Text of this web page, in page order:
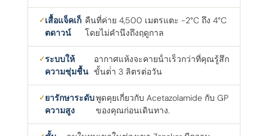
เสื้อแจ็คเก็
ตดาวน์
คืนที่ค่าย 4,500 เมตรแตะ -2°C ถึง 4°C
โดยไม่คํานึงถึงฤดูกาล
ระบบให้
ความชุ่มชื้น
อากาศแห้งจะคายน้ําเร็วกว่าที่คุณรู้สึก
ขั้นต่ํา 3 ลิตรต่อวัน
ยารักษาระดับ
ความสูง
พูดคุยเกี่ยวกับ Acetazolamide กับ GP
ของคุณก่อนเดินทาง.